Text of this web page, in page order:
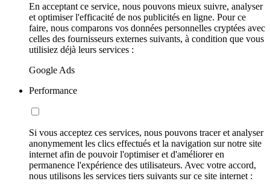
En acceptant ce service, nous pouvons mieux suivre, analyser
et optimiser l'efficacité de nos publicités en ligne. Pour ce
faire, nous comparons vos données personnelles cryptées avec
celles des fournisseurs externes suivants, à condition que vous
utilisiez déjà leurs services :
Google Ads
Performance
Si vous acceptez ces services, nous pouvons tracer et analyser
anonymement les clics effectués et la navigation sur notre site
internet afin de pouvoir l'optimiser et d'améliorer en
permanence l'expérience des utilisateurs. Avec votre accord,
nous utilisons les services tiers suivants sur ce site internet :